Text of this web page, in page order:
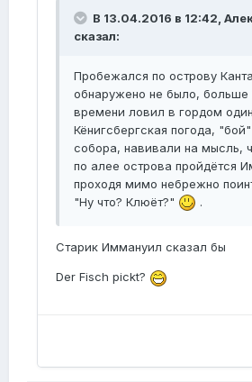
В 13.04.2016 в 12:42,
сказал:
Пробежался по острову
обнаружено не было, больше
времени ловил в гордом
Кёнигсбергская погода,
собора, навивали на мысль,
по алее острова пройдётся
проходя мимо небрежно
"Ну что? Клюёт?"
.
Старик Иммануил сказал бы
Der Fisch pickt?